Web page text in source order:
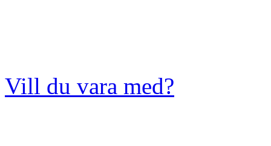
Vill du vara med?